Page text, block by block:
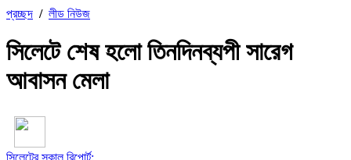
প্রচ্ছদ / লীড নিউজ
সিলেটে শেষ হলো তিনদিনব্যপী সারেগ
আবাসন মেলা
সিলেটের সকাল রিপোর্ট: